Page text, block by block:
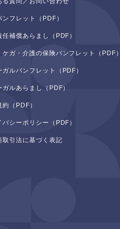
ンフレット（PDF）
任補償あらまし（PDF）
ケガ・介護の保険パンフレット（PDF）
ガルパンフレット（PDF）
ガルあらまし（PDF）
（PDF）
バシーポリシー（PDF）
取引法に基づく表記